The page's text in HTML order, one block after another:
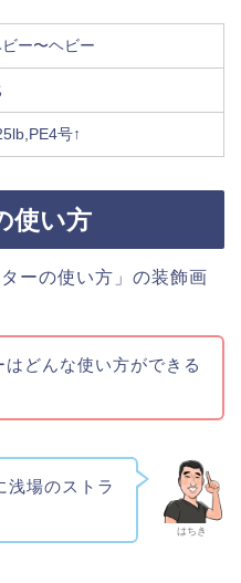
ー〜ヘビー
号↑
使い方
どんな使い方ができる
はちき
浅場のストラ